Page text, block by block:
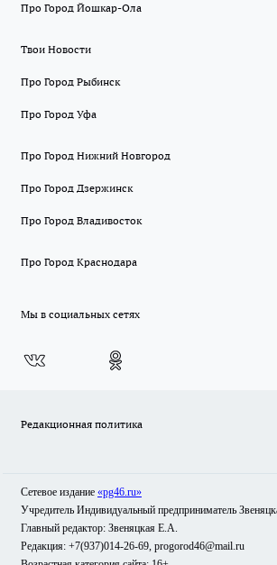
Про Город Йошкар-Ола
Твои Новости
Про Город Рыбинск
Про Город Уфа
Про Город Нижний Новгород
Про Город Дзержинск
Про Город Владивосток
Про Город Краснодара
Мы в социальных сетях
Редакционная политика
Сетевое издание «pg46.ru»
Учредитель Индивидуальный предприниматель
Главный редактор: Звеняцкая Е.А.
Редакция: +7(937)014-26-69, progorod46@mail.ru